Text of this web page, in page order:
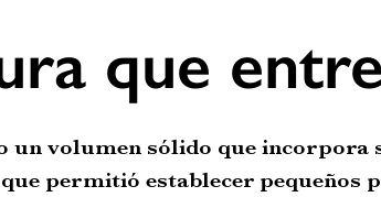
que
un volumen sólido que incorpora
permitió establecer pequeños